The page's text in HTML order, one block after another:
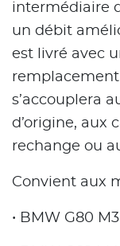
intermédiaire
un débit
est livré avec
s’accouplera
d’origine, aux
rechange ou
Convient aux
• BMW G80